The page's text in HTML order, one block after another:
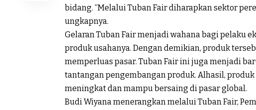
bidang. “Melalui Tuban Fair diharapkan sektor
ungkapnya.
Gelaran Tuban Fair menjadi wahana bagi pelaku
produk usahanya. Dengan demikian, produk
memperluas pasar. Tuban Fair ini juga menjadi
tantangan pengembangan produk. Alhasil,
meningkat dan mampu bersaing di pasar global.
Budi Wiyana menerangkan melalui Tuban Fair,